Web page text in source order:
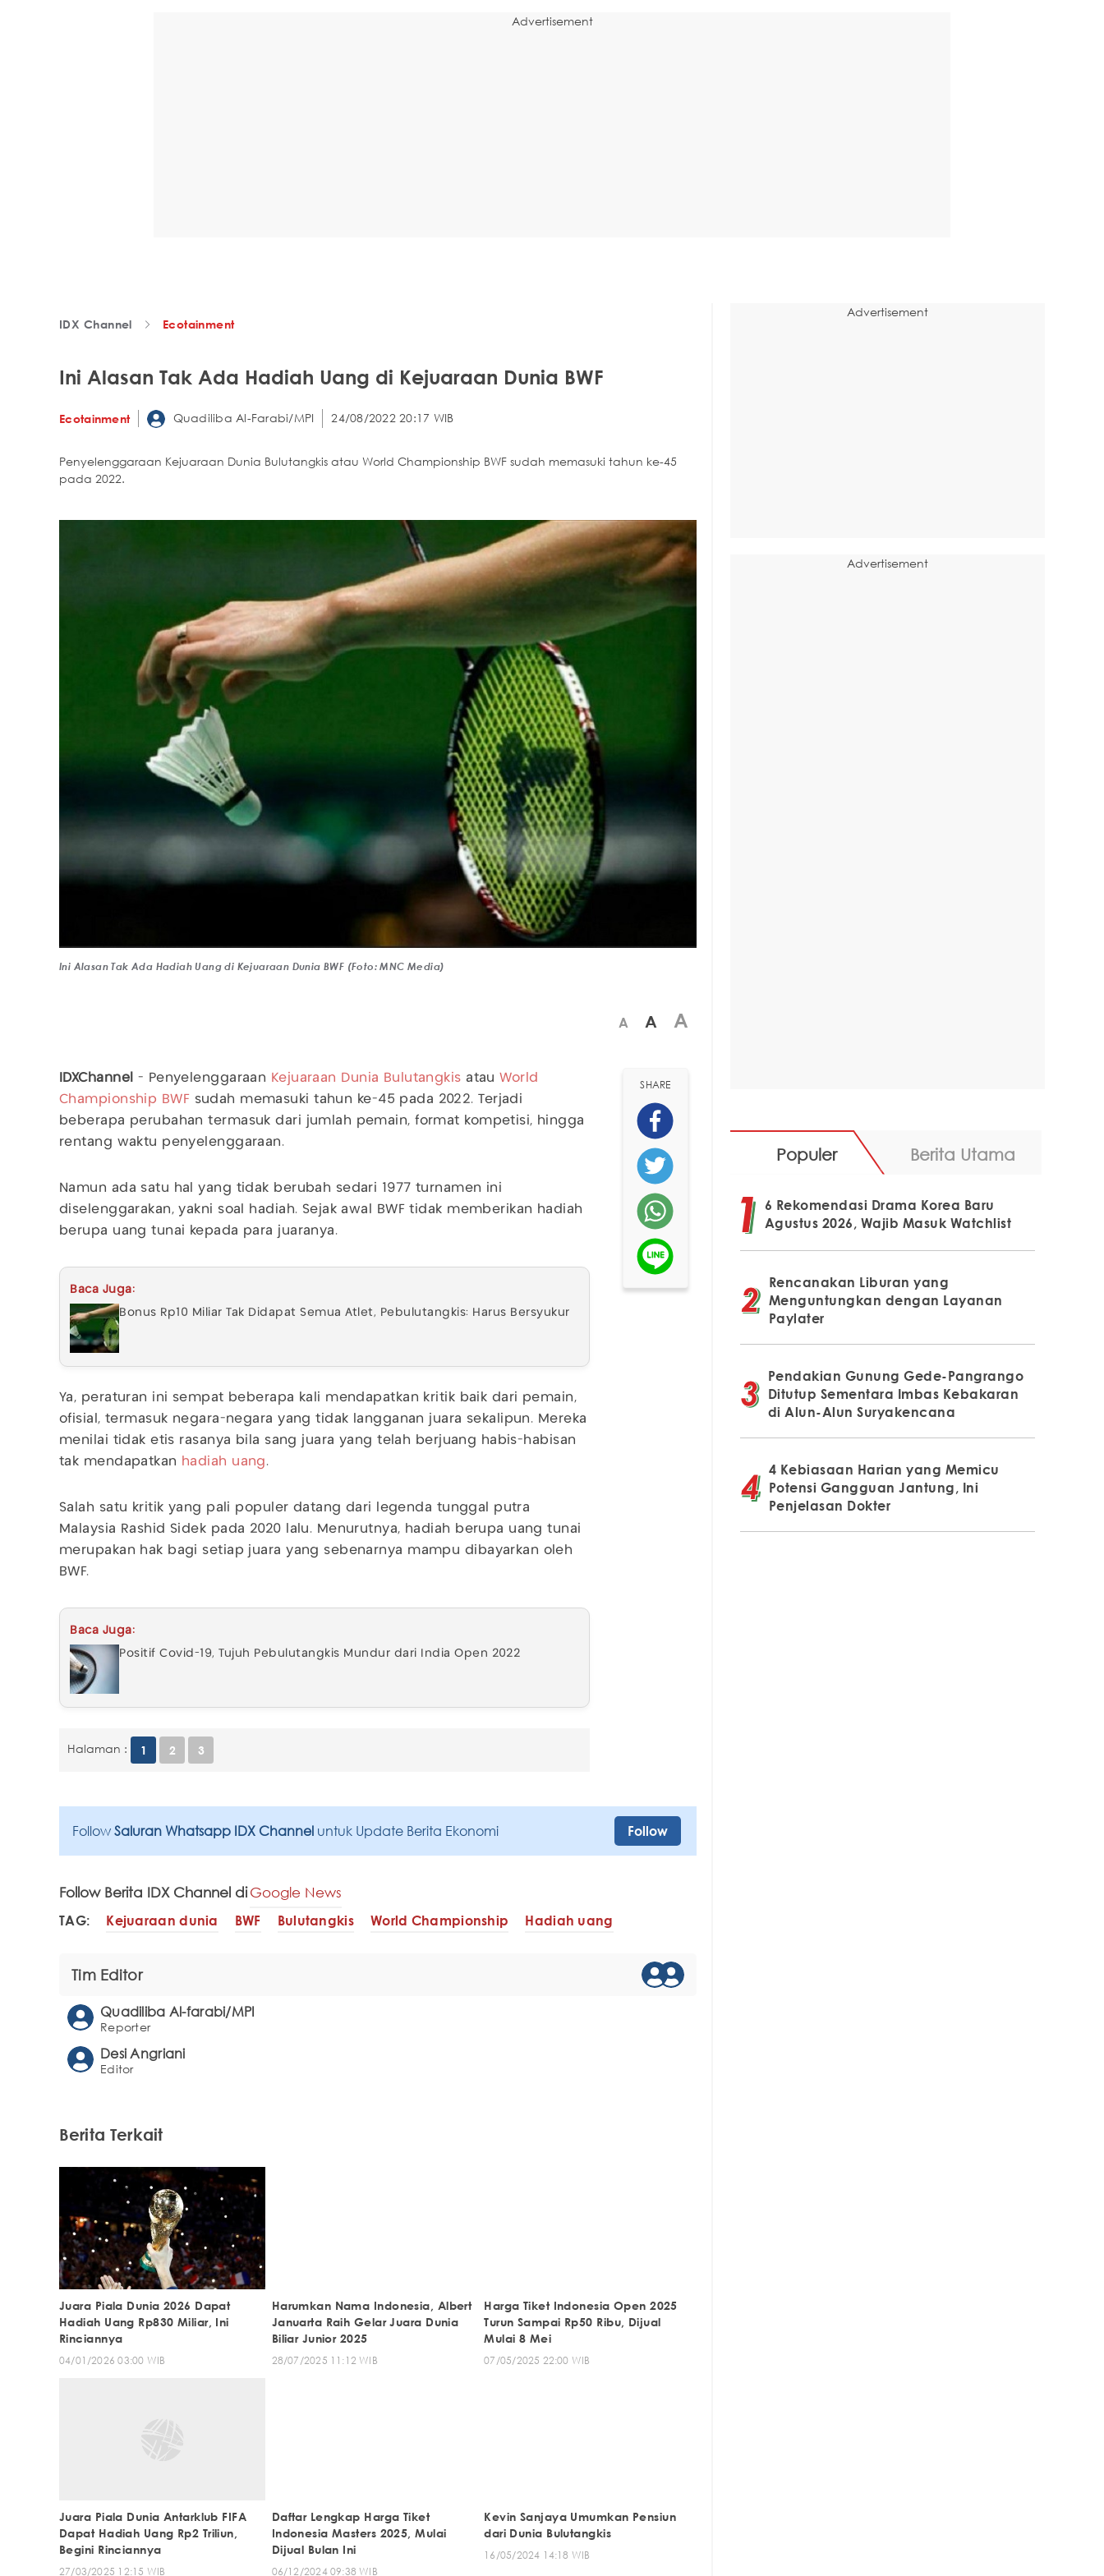
Advertisement
IDX Channel Ecotainment
Ini Alasan Tak Ada Hadiah Uang di Kejuaraan Dunia BWF
Ecotainment Quadiliba Al-Farabi/MPI 24/08/2022 20:17 WIB
Penyelenggaraan Kejuaraan Dunia Bulutangkis atau World Championship BWF sudah memasuki tahun ke-45
pada 2022.
Ini Alasan Tak Ada Hadiah Uang di Kejuaraan Dunia BWF (Foto: MNC Media)
A A A
IDXChannel - Penyelenggaraan Kejuaraan Dunia Bulutangkis atauWorld
Championship BWF sudah memasuki tahun ke-45 pada 2022. Terjadi
beberapa perubahan termasuk dari jumlah pemain, format kompetisi, hingga
rentang waktu penyelenggaraan.
Namun ada satu hal yang tidak berubah sedari 1977 turnamen ini
diselenggarakan, yakni soal hadiah. Sejak awal BWF tidak memberikan hadiah
berupa uang tunai kepada para juaranya.
Baca Juga:
Bonus Rp10 Miliar Tak Didapat Semua Atlet, Pebulutangkis: Harus Bersyukur
Ya, peraturan ini sempat beberapa kali mendapatkan kritik baik dari pemain,
ofisial, termasuk negara-negara yang tidak langganan juara sekalipun. Mereka
menilai tidak etis rasanya bila sang juara yang telah berjuang habis-habisan
tak mendapatkan hadiah uang .
Salah satu kritik yang pali populer datang dari legenda tunggal putra
Malaysia Rashid Sidek pada 2020 lalu. Menurutnya, hadiah berupa uang tunai
merupakan hak bagi setiap juara yang sebenarnya mampu dibayarkan oleh
BWF.
Baca Juga:
Positif Covid-19, Tujuh Pebulutangkis Mundur dari India Open 2022
Halaman : 1 2 3
SHARE
Follow Saluran Whatsapp IDX Channel untuk Update Berita Ekonomi Follow
Follow Berita IDX Channel diGoogle News
TAG: Kejuaraan dunia BWF Bulutangkis World Championship Hadiah uang
Tim Editor
Quadiliba Al-farabi/MPI
Reporter
Desi Angriani
Editor
Berita Terkait
Juara Piala Dunia 2026 Dapat
Hadiah Uang Rp830 Miliar, Ini
Rinciannya
04/01/2026 03:00 WIB
Harumkan Nama Indonesia, Albert
Januarta Raih Gelar Juara Dunia
Biliar Junior 2025
28/07/2025 11:12 WIB
Harga Tiket Indonesia Open 2025
Turun Sampai Rp50 Ribu, Dijual
Mulai 8 Mei
07/05/2025 22:00 WIB
Juara Piala Dunia Antarklub FIFA
Dapat Hadiah Uang Rp2 Triliun,
Begini Rinciannya
27/03/2025 12:15 WIB
Daftar Lengkap Harga Tiket
Indonesia Masters 2025, Mulai
Dijual Bulan Ini
06/12/2024 09:38 WIB
Kevin Sanjaya Umumkan Pensiun
dari Dunia Bulutangkis
16/05/2024 14:18 WIB
Advertisement
Advertisement
Populer Berita Utama
6 Rekomendasi Drama Korea Baru
Agustus 2026, Wajib Masuk Watchlist
Rencanakan Liburan yang
Menguntungkan dengan Layanan
Paylater
Pendakian Gunung Gede-Pangrango
Ditutup Sementara Imbas Kebakaran
di Alun-Alun Suryakencana
4 Kebiasaan Harian yang Memicu
Potensi Gangguan Jantung, Ini
Penjelasan Dokter